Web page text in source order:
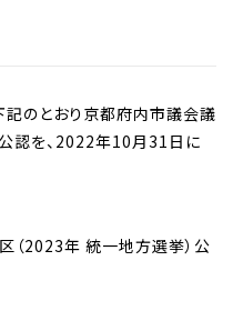
のとおり京都府内市議会議
認を、2022年10月31日に
（2023年 統一地方選挙）公